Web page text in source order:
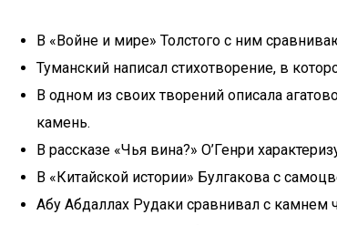
В «Войне и мире» Толстого с ним
Туманский написал стихотворение, в
В одном из своих творений описала
камень.
В рассказе «Чья вина?» О’Генри
В «Китайской истории» Булгакова с
Абу Абдаллах Рудаки сравнивал с